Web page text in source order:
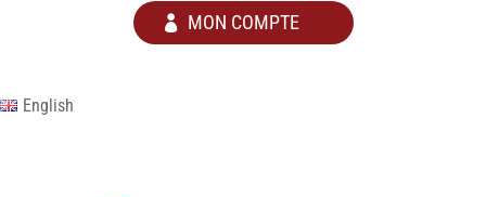
MON COMPTE
English